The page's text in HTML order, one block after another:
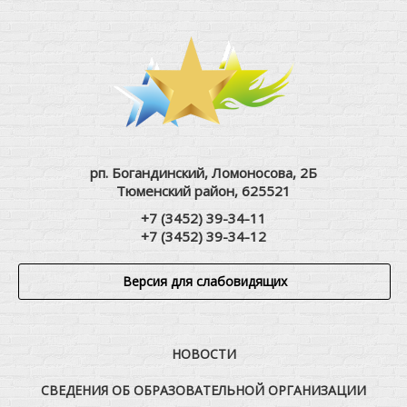
рп. Богандинский, Ломоносова, 2Б
Тюменский район, 625521
+7 (3452) 39-34-11
+7 (3452) 39-34-12
Версия для слабовидящих
НОВОСТИ
СВЕДЕНИЯ ОБ ОБРАЗОВАТЕЛЬНОЙ ОРГАНИЗАЦИИ